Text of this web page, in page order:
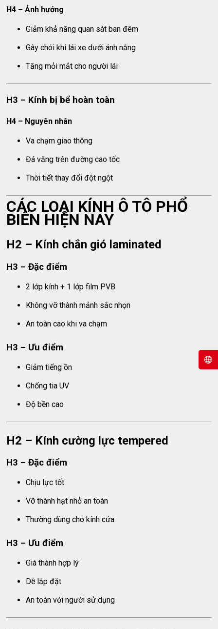
H4 – Ảnh hưởng
Giảm khả năng quan sát ban đêm
Gây chói khi lái xe dưới ánh nắng
Tăng mỏi mắt cho người lái
H3 – Kính bị bể hoàn toàn
H4 – Nguyên nhân
Va chạm giao thông
Đá văng trên đường cao tốc
Thời tiết thay đổi đột ngột
CÁC LOẠI KÍNH Ô TÔ PHỔ
BIẾN HIỆN NAY
H2 – Kính chắn gió laminated
H3 – Đặc điểm
2 lớp kính + 1 lớp film PVB
Không vỡ thành mảnh sắc nhọn
An toàn cao khi va chạm
H3 – Ưu điểm
Giảm tiếng ồn
Chống tia UV
Độ bền cao
H2 – Kính cường lực tempered
H3 – Đặc điểm
Chịu lực tốt
Vỡ thành hạt nhỏ an toàn
Thường dùng cho kính cửa
H3 – Ưu điểm
Giá thành hợp lý
Dễ lắp đặt
An toàn với người sử dụng